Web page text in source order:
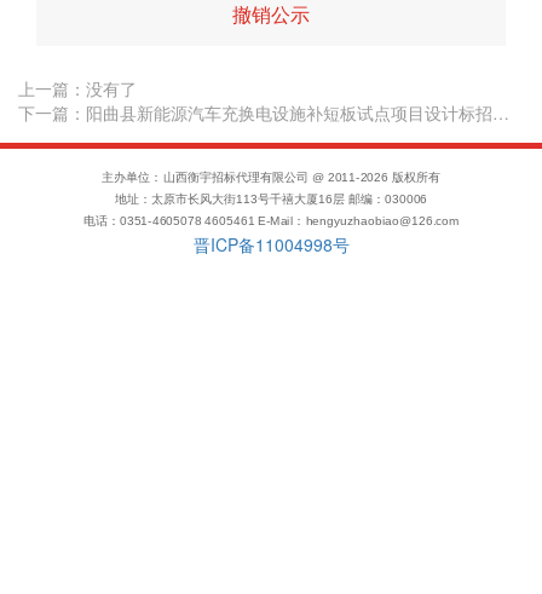
撤销公示
上一篇： 没有了
下一篇：阳曲县新能源汽车充换电设施补短板试点项目设计标招标公告
主办单位：山西衡宇招标代理有限公司 @ 2011-2026 版权所有
地址：太原市长风大街113号千禧大厦16层 邮编：030006
电话：0351-4605078 4605461 E-Mail：hengyuzhaobiao@126.com
晋ICP备11004998号